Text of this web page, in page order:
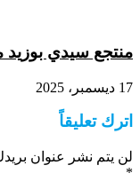
منتجع سيدي بوزيد
17 ديسمبر، 2025
اترك تعليقاً
لن يتم نشر عنوان
*